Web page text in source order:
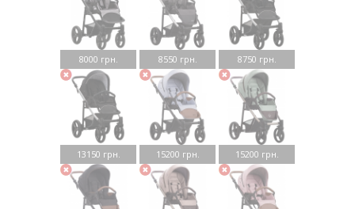
8000 грн. 8550 грн. 8750 грн.
13150 грн. 15200 грн. 15200 грн.